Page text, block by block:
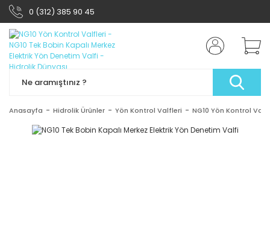
0 (312) 385 90 45
Anasayfa Hidrolik Ürünler Yön Kontrol Valfleri NG10 Yön Kontrol